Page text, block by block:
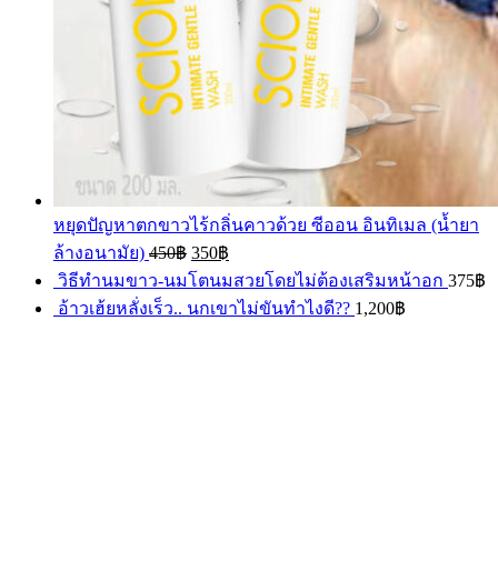
หยุดปัญหาตกขาวไร้กลิ่นคาวด้วย ซีออน อินทิเมล (น้ำยา
ล้างอนามัย) 450฿ 350฿
วิธีทำนมขาว-นมโตนมสวยโดยไม่ต้องเสริมหน้าอก 375฿
อ้าวเฮ้ยหลั่งเร็ว.. นกเขาไม่ขันทำไงดี?? 1,200฿